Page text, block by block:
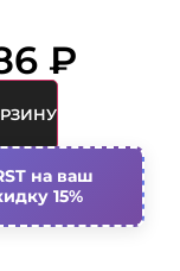
Соединит. элемент,
Естественный цвет
₽
на ваш
15%